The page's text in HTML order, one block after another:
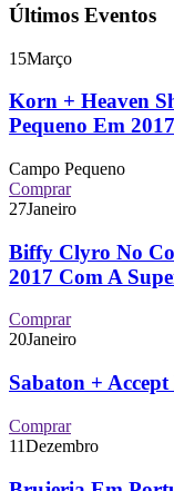
Últimos Eventos
15Março
Korn + Heaven
Pequeno Em 2017
Campo Pequeno
Comprar
27Janeiro
Biffy Clyro No
2017 Com A
Comprar
20Janeiro
Sabaton +
Comprar
11Dezembro